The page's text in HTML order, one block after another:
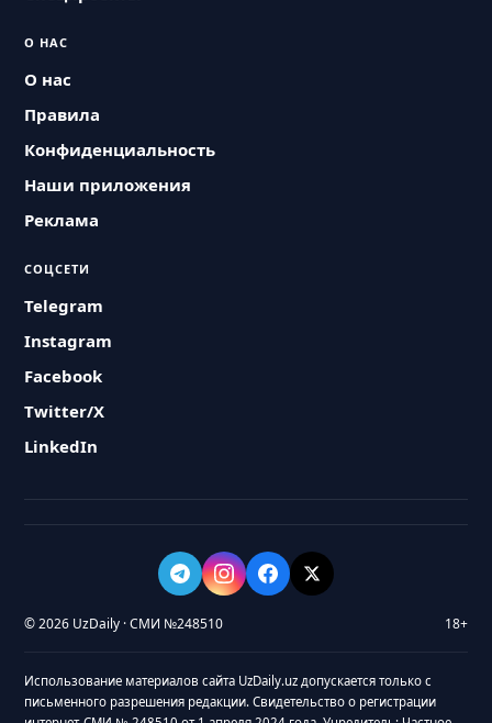
О НАС
О нас
Правила
Конфиденциальность
Наши приложения
Реклама
СОЦСЕТИ
Telegram
Instagram
Facebook
Twitter/X
LinkedIn
© 2026 UzDaily · СМИ №248510 18+
Использование материалов сайта UzDaily.uz допускается только с
письменного разрешения редакции. Свидетельство о регистрации